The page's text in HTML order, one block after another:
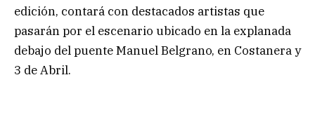
edición, contará con destacados artistas que
pasarán por el escenario ubicado en la explanada
debajo del puente Manuel Belgrano, en Costanera y
3 de Abril.